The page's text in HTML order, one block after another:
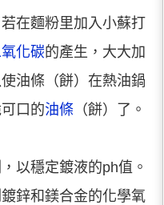
在麵粉里加入小蘇打
化碳的產生，大大加
油條（餅）在熱油鍋
口的油條 （餅）了。
以穩定鍍液的ph值。
鋅和鎂合金的化學氧